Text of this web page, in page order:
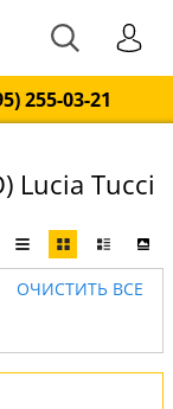
255-03-21
Lucia Tucci
ОЧИСТИТЬ ВСЕ